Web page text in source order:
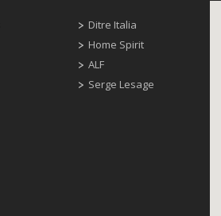
Ditre Italia
Home Spirit
ALF
Serge Lesage